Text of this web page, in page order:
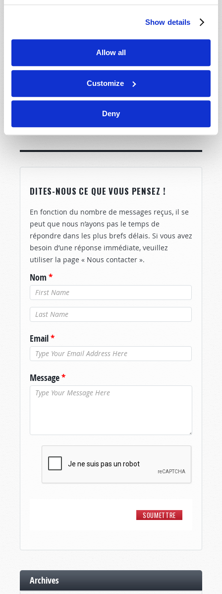
Show details
Allow all
Customize
Deny
LE VÉRITABLE ÉVANGILE PROCLAMÉ !
DITES-NOUS CE QUE VOUS PENSEZ !
En fonction du nombre de messages reçus, il se
peut que nous n’ayons pas le temps de
répondre dans les plus brefs délais. Si vous avez
besoin d’une réponse immédiate, veuillez
utiliser la page « Nous contacter ».
Nom *
Nom de
famille*
Email*
Message*
Archives